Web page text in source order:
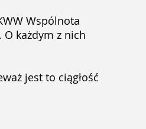
Wspólnota
każdym z nich
jest to ciągłość